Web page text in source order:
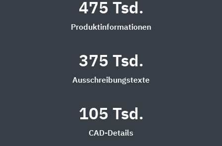
475 Tsd.
Produktinformationen
375 Tsd.
Ausschreibungstexte
105 Tsd.
CAD-Details